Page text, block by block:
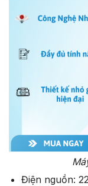
Điện nguồn: